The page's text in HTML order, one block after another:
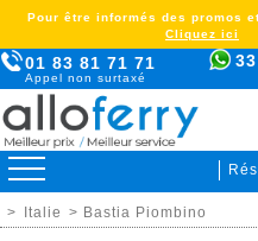
01 83 81 71 71
Appel non surtaxé
Pour être informés des promos
Cliquez ici
> Italie > Bastia Piombino